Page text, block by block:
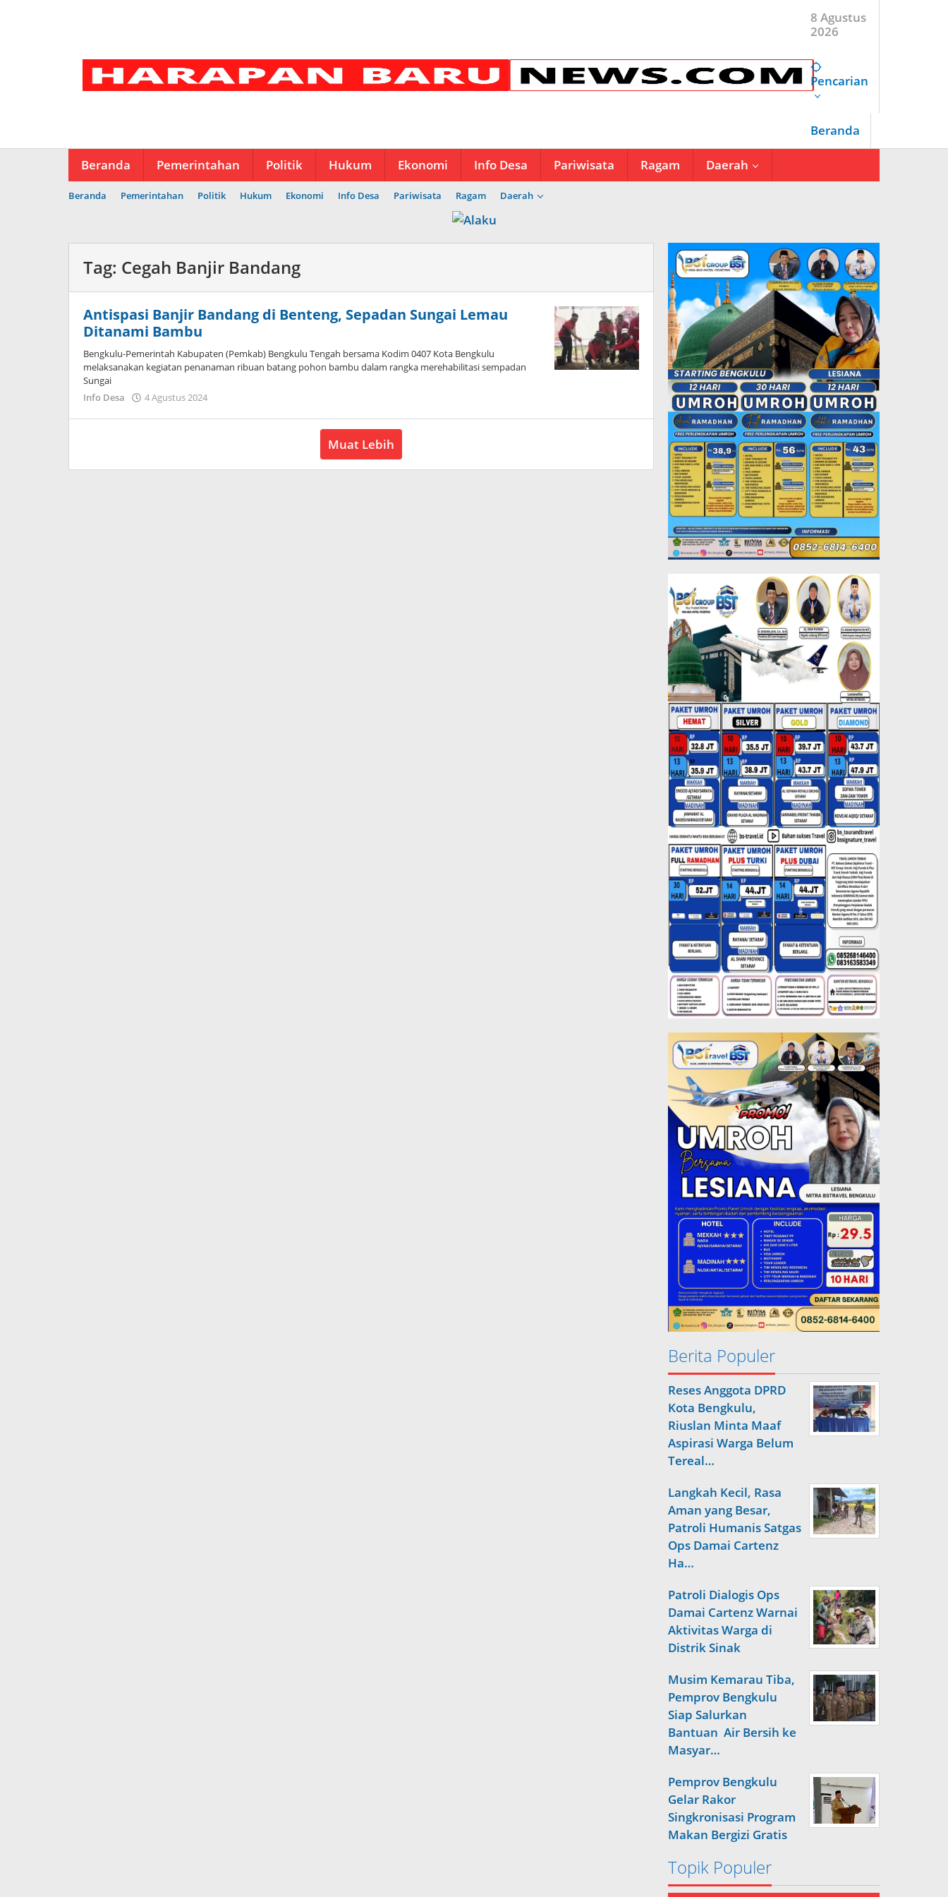
8 Agustus
2026
Pencarian
Beranda
Beranda Pemerintahan Politik Hukum Ekonomi Info Desa Pariwisata Ragam Daerah
Beranda Pemerintahan Politik Hukum Ekonomi Info Desa Pariwisata Ragam Daerah
Tag: Cegah Banjir Bandang
Antispasi Banjir Bandang di Benteng, Sepadan Sungai Lemau
Ditanami Bambu
Bengkulu-Pemerintah Kabupaten (Pemkab) Bengkulu Tengah bersama Kodim 0407 Kota Bengkulu
melaksanakan kegiatan penanaman ribuan batang pohon bambu dalam rangka merehabilitasi sempadan
Sungai
Info Desa
4 Agustus 2024
Harapan
Muat Lebih
Berita Populer
Reses Anggota DPRD
Kota Bengkulu,
Riuslan Minta Maaf
Aspirasi Warga Belum
Tereal…
Langkah Kecil, Rasa
Aman yang Besar,
Patroli Humanis Satgas
Ops Damai Cartenz
Ha…
Patroli Dialogis Ops
Damai Cartenz Warnai
Aktivitas Warga di
Distrik Sinak
Musim Kemarau Tiba,
Pemprov Bengkulu
Siap Salurkan
Bantuan Air Bersih ke
Masyar…
Pemprov Bengkulu
Gelar Rakor
Singkronisasi Program
Makan Bergizi Gratis
Topik Populer